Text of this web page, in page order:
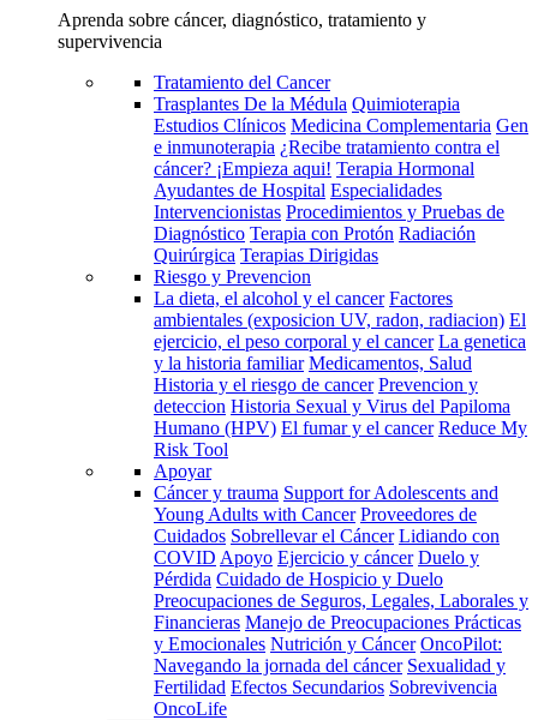
Aprenda sobre cáncer, diagnóstico, tratamiento y
supervivencia
Tratamiento del Cancer
Trasplantes De la Médula Quimioterapia
Estudios Clínicos Medicina Complementaria Gen
e inmunoterapia ¿Recibe tratamiento contra el
cáncer? ¡Empieza aqui! Terapia Hormonal
Ayudantes de Hospital Especialidades
Intervencionistas Procedimientos y Pruebas de
Diagnóstico Terapia con Protón Radiación
Quirúrgica Terapias Dirigidas
Riesgo y Prevencion
La dieta, el alcohol y el cancer Factores
ambientales (exposicion UV, radon, radiacion) El
ejercicio, el peso corporal y el cancer La genetica
y la historia familiar Medicamentos, Salud
Historia y el riesgo de cancer Prevencion y
deteccion Historia Sexual y Virus del Papiloma
Humano (HPV) El fumar y el cancer Reduce My
Risk Tool
Apoyar
Cáncer y trauma Support for Adolescents and
Young Adults with Cancer Proveedores de
Cuidados Sobrellevar el Cáncer Lidiando con
COVID Apoyo Ejercicio y cáncer Duelo y
Pérdida Cuidado de Hospicio y Duelo
Preocupaciones de Seguros, Legales, Laborales y
Financieras Manejo de Preocupaciones Prácticas
y Emocionales Nutrición y Cáncer OncoPilot:
Navegando la jornada del cáncer Sexualidad y
Fertilidad Efectos Secundarios Sobrevivencia
OncoLife